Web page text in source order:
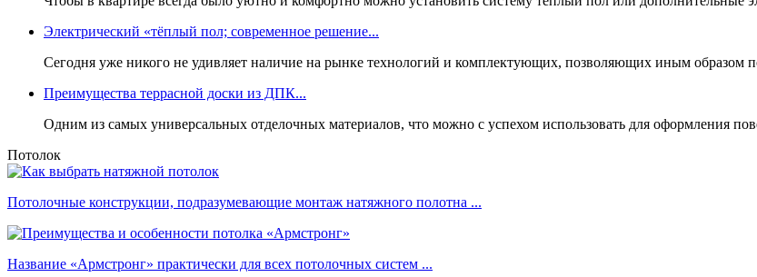
Электрический «тёплый пол; современное решение...
Сегодня уже никого не удивляет наличие на рынке технологий и комплектующих, позволяющих иным образом
Преимущества террасной доски из ДПК...
Одним из самых универсальных отделочных материалов, что можно с успехом использовать для оформления
Потолок
Потолочные конструкции, подразумевающие монтаж натяжного полотна ...
Название «Армстронг» практически для всех потолочных систем ...